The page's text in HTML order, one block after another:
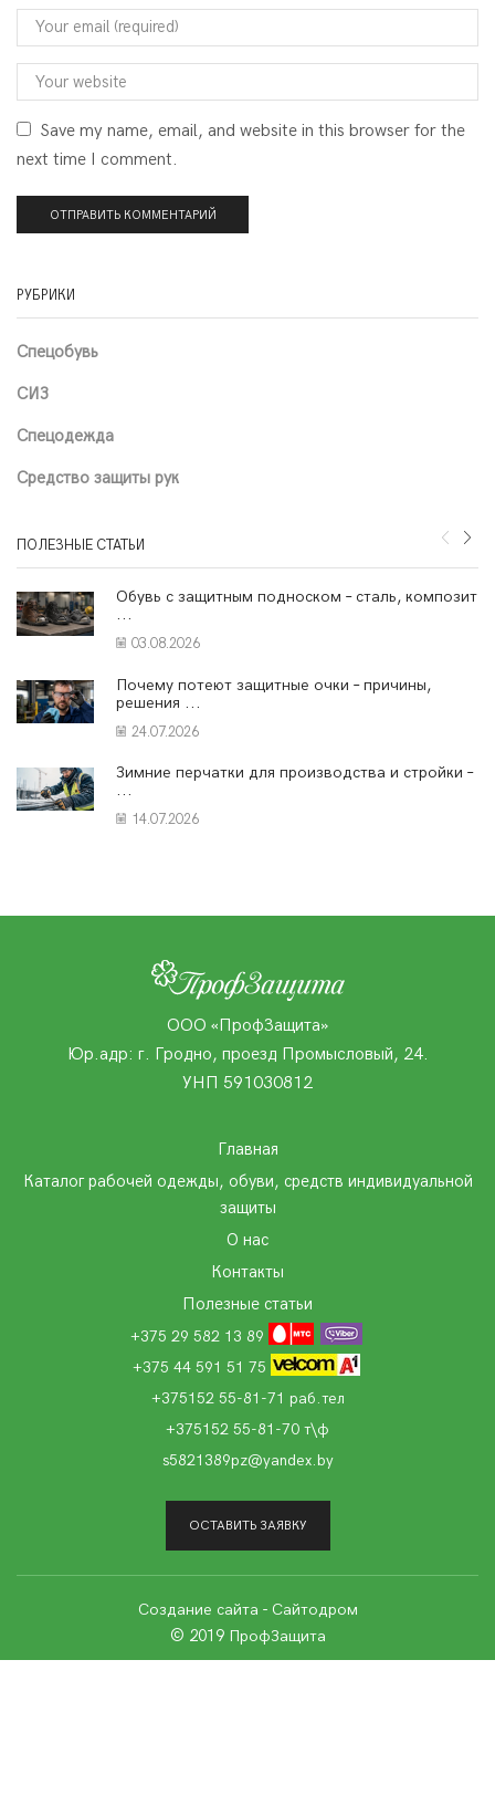
Save my name, email, and website in this browser for the
next time I comment.
РУБРИКИ
Cпецобувь
СИЗ
Спецодежда
Средство защиты рук
ПОЛЕЗНЫЕ СТАТЬИ
Обувь с защитным подноском – сталь, композит
...
03.08.2026
Почему потеют защитные очки – причины,
решения ...
24.07.2026
Зимние перчатки для производства и стройки –
...
14.07.2026
ООО «ПрофЗащита»
Юр.адр: г. Гродно, проезд Промысловый, 24.
УНП 591030812
Главная
Каталог рабочей одежды, обуви, средств индивидуальной
защиты
О нас
Контакты
Полезные статьи
+375 29 582 13 89
+375 44 591 51 75
+375152 55-81-71 раб.тел
+375152 55-81-70 т\ф
s5821389pz@yandex.by
ОСТАВИТЬ ЗАЯВКУ
Создание сайта - Сайтодром
© 2019 ПрофЗащита